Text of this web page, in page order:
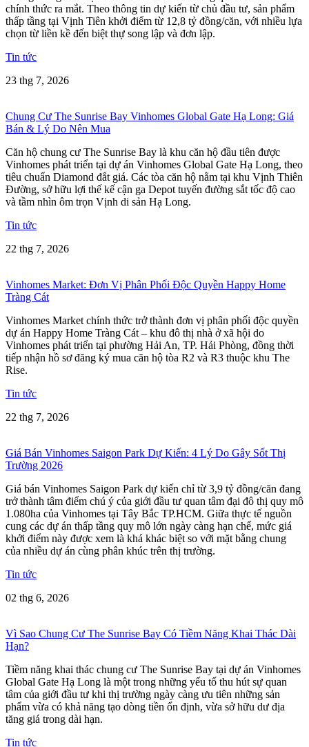
chính thức ra mắt. Theo thông tin dự kiến từ chủ đầu tư, sản phẩm
thấp tầng tại Vịnh Tiên khởi điểm từ 12,8 tỷ đồng/căn, với nhiều lựa
chọn từ liền kề đến biệt thự song lập và đơn lập.
Tin tức
23 thg 7, 2026
Chung Cư The Sunrise Bay Vinhomes Global Gate Hạ Long: Giá
Bán & Lý Do Nên Mua
Căn hộ chung cư The Sunrise Bay là khu căn hộ đầu tiên được
Vinhomes phát triển tại dự án Vinhomes Global Gate Hạ Long, theo
tiêu chuẩn Diamond đắt giá. Các tòa căn hộ nằm tại khu Vịnh Thiên
Đường, sở hữu lợi thế kế cận ga Depot tuyến đường sắt tốc độ cao
và tầm nhìn ôm trọn Vịnh di sản Hạ Long.
Tin tức
22 thg 7, 2026
Vinhomes Market: Đơn Vị Phân Phối Độc Quyền Happy Home
Tràng Cát
Vinhomes Market chính thức trở thành đơn vị phân phối độc quyền
dự án Happy Home Tràng Cát – khu đô thị nhà ở xã hội do
Vinhomes phát triển tại phường Hải An, TP. Hải Phòng, đồng thời
tiếp nhận hồ sơ đăng ký mua căn hộ tòa R2 và R3 thuộc khu The
Rise.
Tin tức
22 thg 7, 2026
Giá Bán Vinhomes Saigon Park Dự Kiến: 4 Lý Do Gây Sốt Thị
Trường 2026
Giá bán Vinhomes Saigon Park dự kiến chỉ từ 3,9 tỷ đồng/căn đang
trở thành tâm điểm chú ý của giới đầu tư quan tâm đại đô thị quy mô
1.080ha của Vinhomes tại Tây Bắc TP.HCM. Giữa thực tế nguồn
cung các dự án thấp tầng quy mô lớn ngày càng hạn chế, mức giá
khởi điểm này được xem là khá khác biệt so với mặt bằng chung
của nhiều dự án cùng phân khúc trên thị trường.
Tin tức
02 thg 6, 2026
Vì Sao Chung Cư The Sunrise Bay Có Tiềm Năng Khai Thác Dài
Hạn?
Tiềm năng khai thác chung cư The Sunrise Bay tại dự án Vinhomes
Global Gate Hạ Long là một trong những yếu tố thu hút sự quan
tâm của giới đầu tư khi thị trường ngày càng ưu tiên những sản
phẩm vừa có khả năng tạo dòng tiền ổn định, vừa sở hữu dư địa
tăng giá trong dài hạn.
Tin tức